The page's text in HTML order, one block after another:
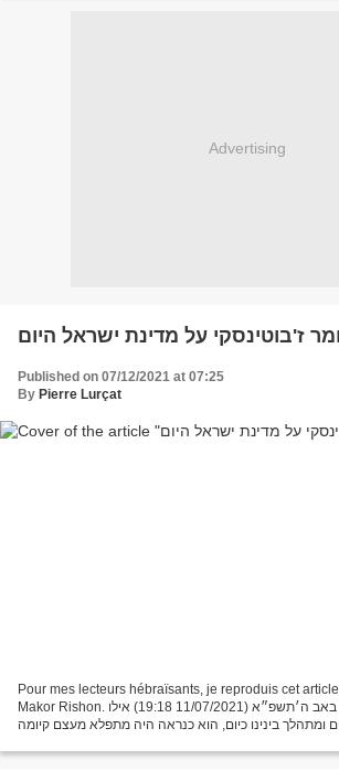
Advertising
Published on 07/12/2021 at 07:25
By Pierre Lurçat
Pour mes lecteurs hébraïsants, je reproduis cet
Makor Rishon. מאת פייר יצחק לורקט ב׳ באב ה׳תשפ״א (11/07/2021 19:18) אילו
ומתהלך בינינו כיום, הוא כנראה היה מתפלא מעצם קיומה